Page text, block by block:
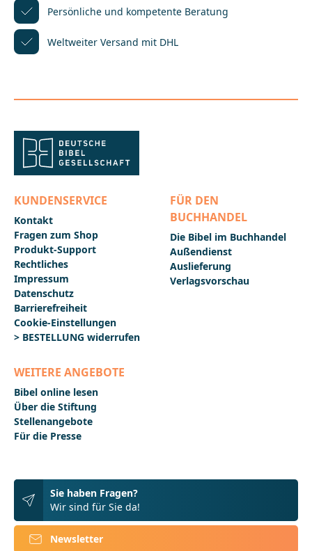
Persönliche und kompetente Beratung
Weltweiter Versand mit DHL
KUNDENSERVICE
Kontakt
Fragen zum Shop
Produkt-Support
Rechtliches
Impressum
Datenschutz
Barrierefreiheit
Cookie-Einstellungen
> BESTELLUNG widerrufen
FÜR DEN
BUCHHANDEL
Die Bibel im Buchhandel
Außendienst
Auslieferung
Verlagsvorschau
WEITERE ANGEBOTE
Bibel online lesen
Über die Stiftung
Stellenangebote
Für die Presse
Sie haben Fragen?
Wir sind für Sie da!
Newsletter